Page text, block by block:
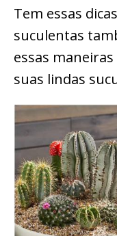
Tem essas
suculentas
essas
suas lindas